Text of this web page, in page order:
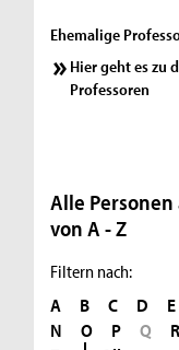
Ehemalige
Hier geht es zu
Professoren
Alle
von A - Z
Filtern nach:
A B C D E
N
O P Q R